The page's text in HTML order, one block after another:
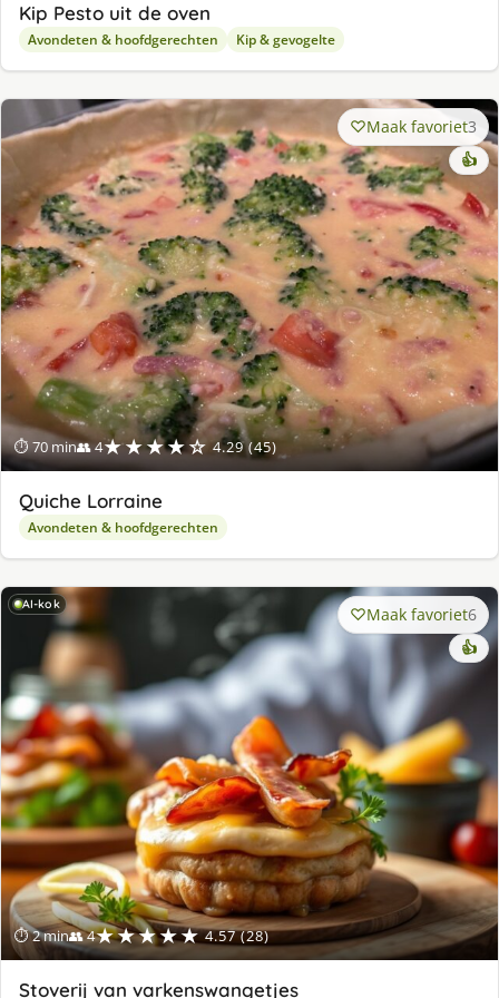
Kip Pesto uit de oven
Avondeten & hoofdgerechten Kip & gevogelte
⏱ 70 min👥 4★★★★☆ 4.29 (45)
Maak favoriet3
👍
Quiche Lorraine
Avondeten & hoofdgerechten
AI-kok
⏱ 2 min👥 4★★★★★ 4.57 (28)
Maak favoriet6
👍
Stoverij van varkenswangetjes